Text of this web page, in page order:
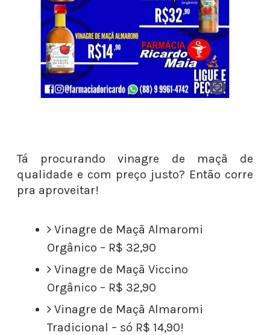
Tá procurando vinagre de maçã de
qualidade e com preço justo? Então corre
pra aproveitar!
Vinagre de Maçã Almaromi
Orgânico – R$ 32,90
Vinagre de Maçã Viccino
Orgânico – R$ 32,90
Vinagre de Maçã Almaromi
Tradicional – só R$ 14,90!